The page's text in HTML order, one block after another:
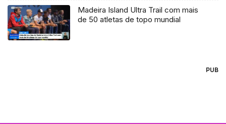
Madeira Island Ultra Trail com mais
de 50 atletas de topo mundial
PUB